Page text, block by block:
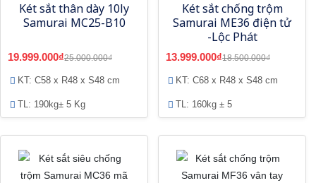
Két sắt thân dày 10ly
Samurai MC25-B10
19.999.000₫25.000.000₫
KT: C58 x R48 x S48 cm
TL: 190kg± 5 Kg
Két sắt chống trộm
Samurai ME36 điện tử
-Lộc Phát
13.999.000₫18.500.000₫
KT: C68 x R48 x S48 cm
TL: 160kg ± 5